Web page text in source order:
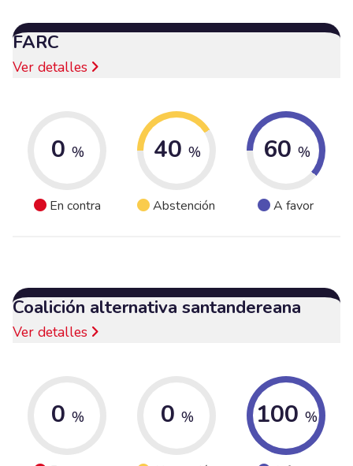
FARC
Ver detalles
0 %
En contra
40 %
Abstención
60 %
A favor
Coalición alternativa santandereana
Ver detalles
0 % 0 % 100 %